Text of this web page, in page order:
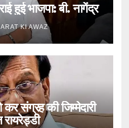
हुई भाजपा: बी. नागेंद्र
KI AWAZ
कर संग्रह की जिम्मेदारी